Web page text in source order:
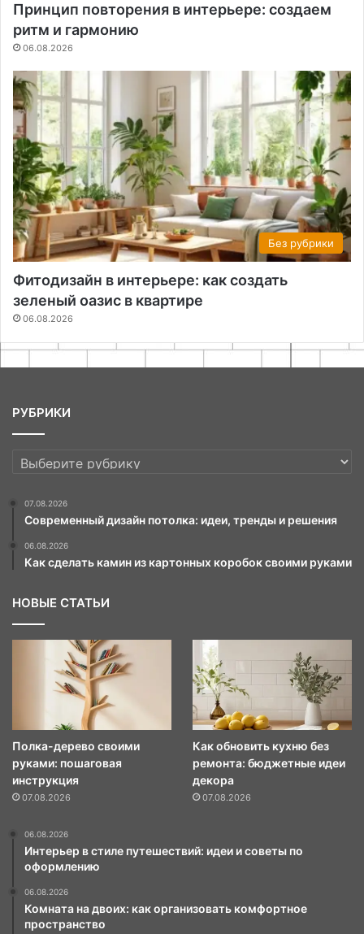
Принцип повторения в интерьере: создаем
ритм и гармонию
06.08.2026
Без рубрики
Фитодизайн в интерьере: как создать
зеленый оазис в квартире
06.08.2026
РУБРИКИ
РУБРИКИ
07.08.2026
Современный дизайн потолка: идеи, тренды и решения
06.08.2026
Как сделать камин из картонных коробок своими руками
НОВЫЕ СТАТЬИ
Полка-дерево своими
руками: пошаговая
инструкция
07.08.2026
Как обновить кухню без
ремонта: бюджетные идеи
декора
07.08.2026
06.08.2026
Интерьер в стиле путешествий: идеи и советы по
оформлению
06.08.2026
Комната на двоих: как организовать комфортное
пространство